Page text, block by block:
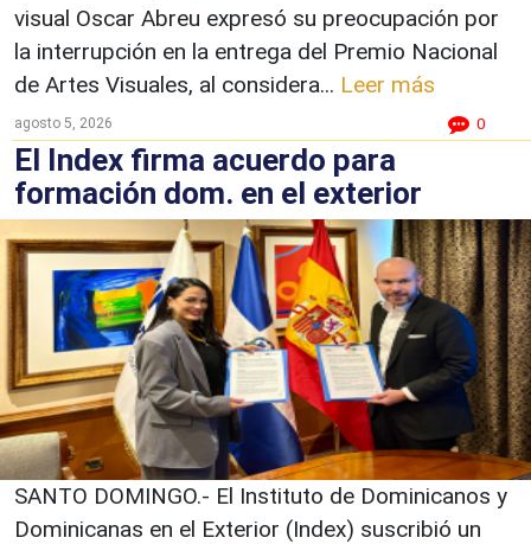
visual Oscar Abreu expresó su preocupación por
la interrupción en la entrega del Premio Nacional
de Artes Visuales, al considera... Leer más
agosto 5, 2026 0
El Index firma acuerdo para
formación dom. en el exterior
SANTO DOMINGO.- El Instituto de Dominicanos y
Dominicanas en el Exterior (Index) suscribió un